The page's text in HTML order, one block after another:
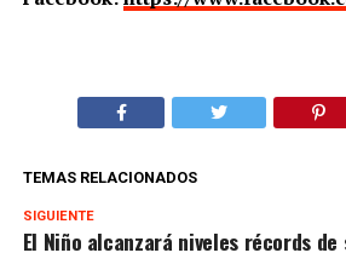
TEMAS RELACIONADOS
SIGUIENTE
El Niño alcanzará niveles récords de